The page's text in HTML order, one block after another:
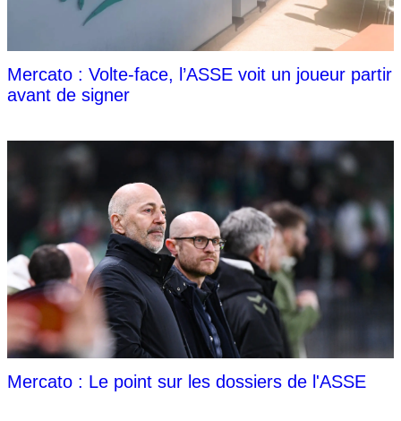
Mercato : Volte-face, l’ASSE voit un joueur partir
avant de signer
Mercato : Le point sur les dossiers de l'ASSE